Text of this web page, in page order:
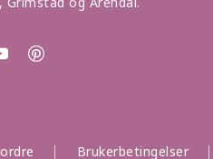
Brukerbetingelser